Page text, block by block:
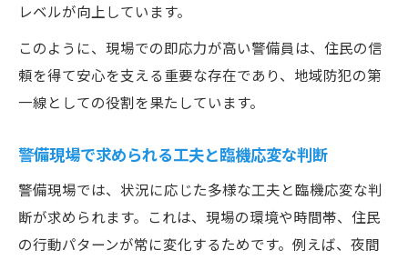
レベルが向上しています。
このように、現場での即応力が高い警備員は、住民の信
頼を得て安心を支える重要な存在であり、地域防犯の第
一線としての役割を果たしています。
警備現場で求められる工夫と臨機応変な判断
警備現場では、状況に応じた多様な工夫と臨機応変な判
断が求められます。これは、現場の環境や時間帯、住民
の行動パターンが常に変化するためです。例えば、夜間